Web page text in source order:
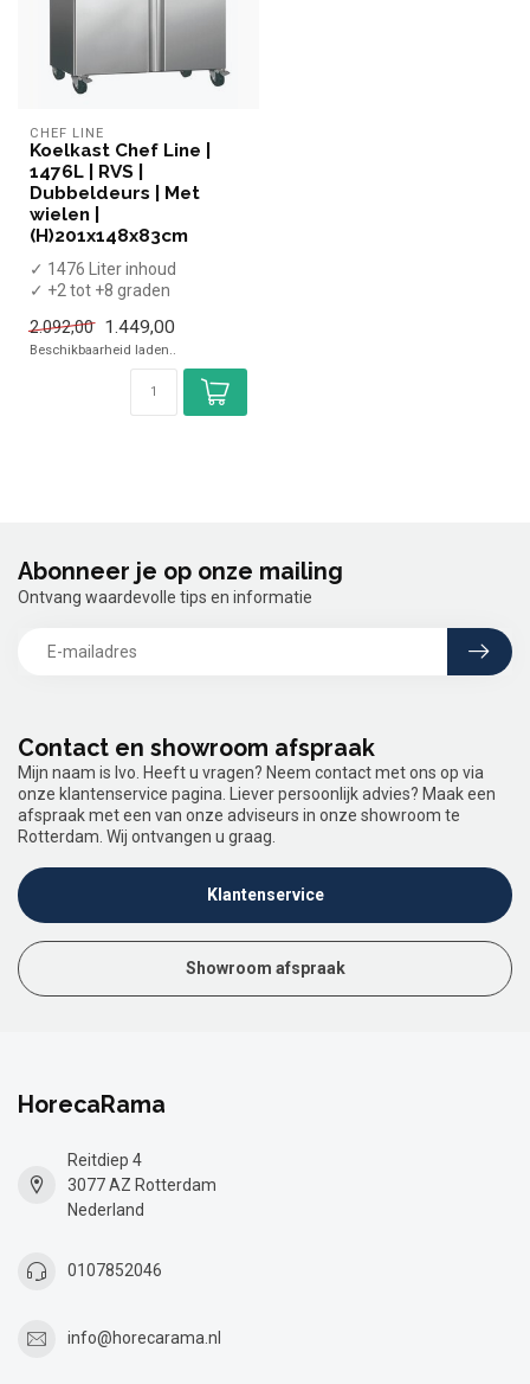
CHEF LINE
Koelkast Chef Line |
1476L | RVS |
Dubbeldeurs | Met
wielen |
(H)201x148x83cm
✓ 1476 Liter inhoud
✓ +2 tot +8 graden
✓ Breedte 148 cm, diepte ...
2.092,00 1.449,00
Beschikbaarheid laden..
Contact en showroom afspraak
Mijn naam is Ivo. Heeft u vragen? Neem contact met ons op via
onze klantenservice pagina. Liever persoonlijk advies? Maak een
afspraak met een van onze adviseurs in onze showroom te
Rotterdam. Wij ontvangen u graag.
Klantenservice
Showroom afspraak
Abonneer je op onze mailing
Ontvang waardevolle tips en informatie
HorecaRama
Reitdiep 4
3077 AZ Rotterdam
Nederland
0107852046
info@horecarama.nl